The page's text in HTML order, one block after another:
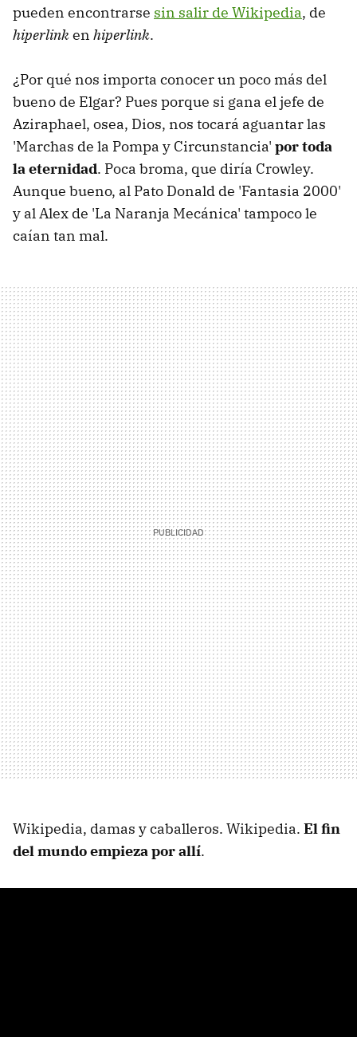
pueden encontrarse sin salir de Wikipedia, de
hiperlinken hiperlink.
¿Por qué nos importa conocer un poco más del
bueno de Elgar? Pues porque si gana el jefe de
Aziraphael, osea, Dios, nos tocará aguantar las
'Marchas de la Pompa y Circunstancia' por toda
la eternidad. Poca broma, que diría Crowley.
Aunque bueno, al Pato Donald de 'Fantasia 2000'
y al Alex de 'La Naranja Mecánica' tampoco le
caían tan mal.
Wikipedia, damas y caballeros. Wikipedia. El fin
del mundo empieza por allí.